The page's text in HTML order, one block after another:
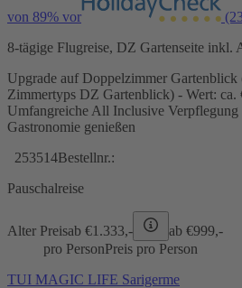
von 89% vor
8-tägige Flugreise, DZ Gartenseite inkl.
Upgrade auf Doppelzimmer
Zimmertyps DZ Gartenblick) - Wert: ca.
Umfangreiche All Inclusive
Gastronomie genießen
253514Bestellnr.:
Pauschalreise
Alter Preisab €1.333,- ab €999,-
pro PersonPreis pro Person
TUI MAGIC LIFE Sarigerme